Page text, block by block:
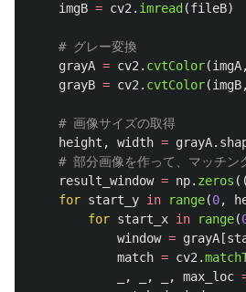
imgB = cv2 . imread (fileB)
grayA = cv2 . cvtColor(imgA,
grayB = cv2 . cvtColor(imgB,
height , width = grayA.
result_window = np. zeros ((
for start_y in range(0,
for start_x in range(
window = grayA [
match = cv2 .
, , , max_loc